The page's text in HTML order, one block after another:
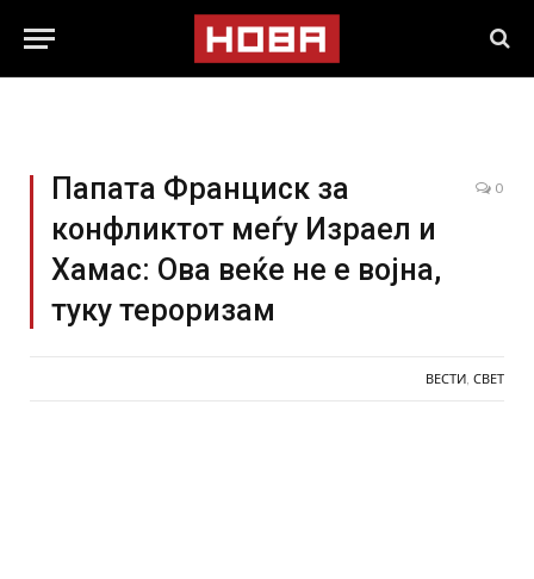
Папата Франциск за
конфликтот меѓу Израел и
Хамас: Ова веќе не е војна,
туку тероризам
0
ВЕСТИ СВЕТ